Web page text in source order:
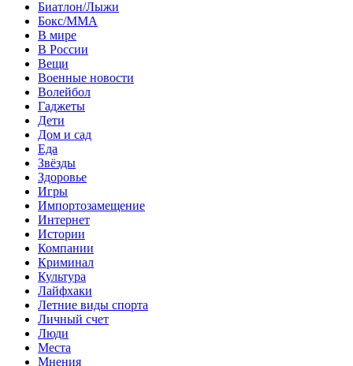
Биатлон/Лыжи
Бокс/MMA
В мире
В России
Вещи
Военные новости
Волейбол
Гаджеты
Дети
Дом и сад
Еда
Звёзды
Здоровье
Игры
Импортозамещение
Интернет
Истории
Компании
Криминал
Культура
Лайфхаки
Летние виды спорта
Личный счет
Люди
Места
Мнения